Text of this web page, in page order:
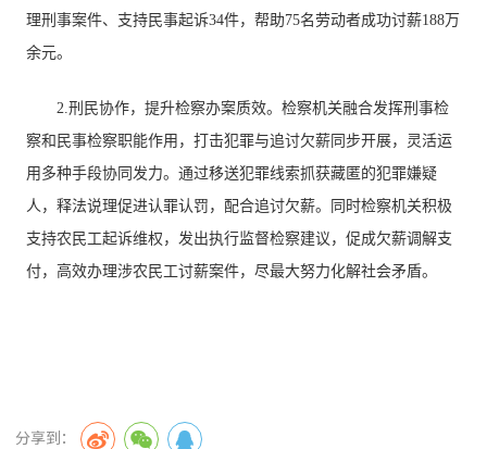
理刑事案件、支持民事起诉34件，帮助75名劳动者成功讨薪188万
余元。
2.刑民协作，提升检察办案质效。检察机关融合发挥刑事检
察和民事检察职能作用，打击犯罪与追讨欠薪同步开展，灵活运
用多种手段协同发力。通过移送犯罪线索抓获藏匿的犯罪嫌疑
人，释法说理促进认罪认罚，配合追讨欠薪。同时检察机关积极
支持农民工起诉维权，发出执行监督检察建议，促成欠薪调解支
付，高效办理涉农民工讨薪案件，尽最大努力化解社会矛盾。
分享到：